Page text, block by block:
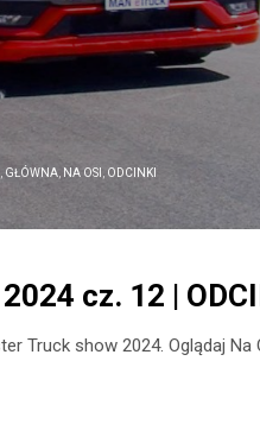
GŁÓWNA NA OSI ODCINKI
cz. 12 |
Truck show 2024. Oglądaj Na